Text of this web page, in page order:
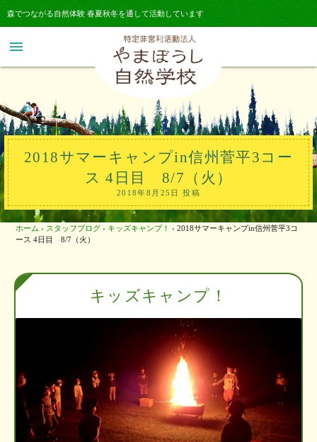
森でつながる自然体験 春夏秋冬を通して活動しています
menu
2018サマーキャンプin信州菅平3コー
ス 4日目 8/7（火）
2018年8月25日 投稿
ホーム › スタッフブログ › キッズキャンプ！ › 2018サマーキャンプin信州菅平3コ
ース 4日目 8/7（火）
キッズキャンプ！